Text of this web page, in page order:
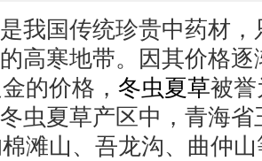
我国传统珍贵中药材
高寒地带。因其价格
的价格， 冬虫夏草被誉
虫夏草产区中，青海
滩山、吾龙沟、曲仲